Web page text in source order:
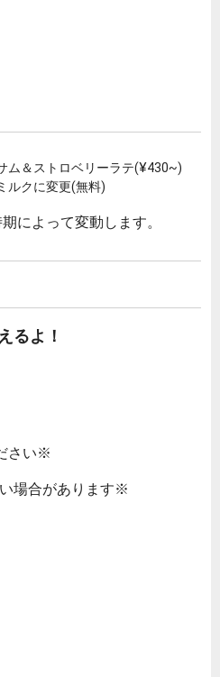
ム＆ストロベリーラテ(¥430~)
ルクに変更(無料)
によって変動します。
るよ！
さい※
場合があります※